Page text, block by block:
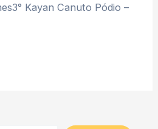
Kayan Canuto Pódio –